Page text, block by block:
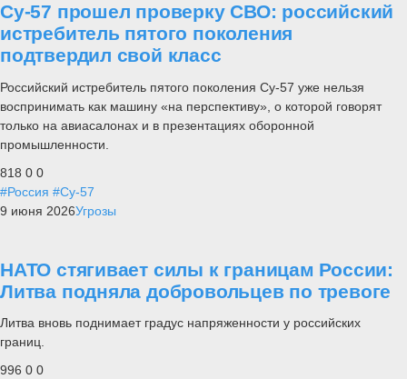
Су-57 прошел проверку СВО: российский
истребитель пятого поколения
подтвердил свой класс
Российский истребитель пятого поколения Су-57 уже нельзя
воспринимать как машину «на перспективу», о которой говорят
только на авиасалонах и в презентациях оборонной
промышленности.
818 0 0
#Россия #Су-57
9 июня 2026Угрозы
НАТО стягивает силы к границам России:
Литва подняла добровольцев по тревоге
Литва вновь поднимает градус напряженности у российских
границ.
996 0 0